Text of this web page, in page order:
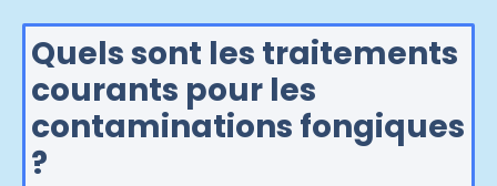
Quels sont les traitements
courants pour les
contaminations fongiques
?